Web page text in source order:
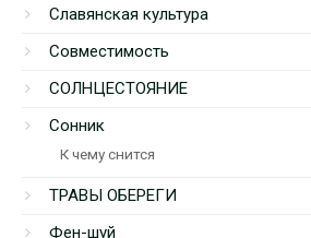
Славянская культура
Совместимость
СОЛНЦЕСТОЯНИЕ
Сонник
К чему снится
ТРАВЫ ОБЕРЕГИ
Фен-шуй